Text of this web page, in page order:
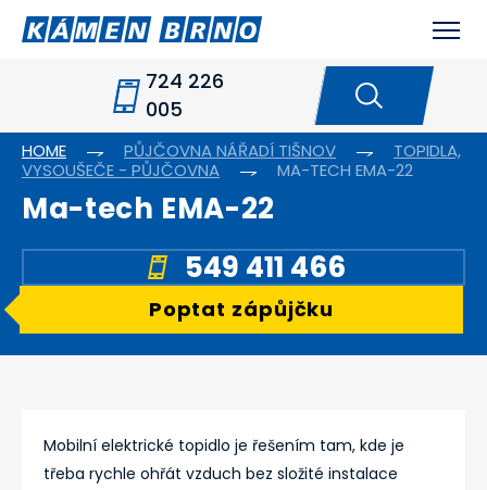
724 226
005
HOME PŮJČOVNA NÁŘADÍ TIŠNOV
TOPIDLA,
VYSOUŠEČE - PŮJČOVNA
MA-TECH EMA-22
Ma-tech EMA-22
549 411 466
Poptat zápůjčku
Mobilní elektrické topidlo je řešením tam, kde je
třeba rychle ohřát vzduch bez složité instalace